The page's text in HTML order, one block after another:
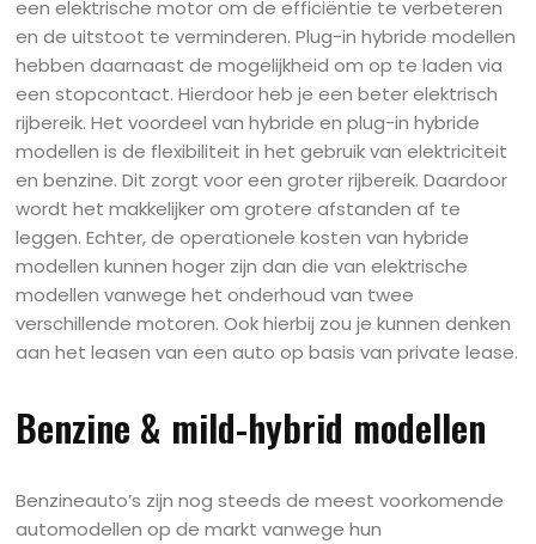
een elektrische motor om de efficiëntie te verbeteren
en de uitstoot te verminderen. Plug-in hybride modellen
hebben daarnaast de mogelijkheid om op te laden via
een stopcontact. Hierdoor heb je een beter elektrisch
rijbereik. Het voordeel van hybride en plug-in hybride
modellen is de flexibiliteit in het gebruik van elektriciteit
en benzine. Dit zorgt voor een groter rijbereik. Daardoor
wordt het makkelijker om grotere afstanden af te
leggen. Echter, de operationele kosten van hybride
modellen kunnen hoger zijn dan die van elektrische
modellen vanwege het onderhoud van twee
verschillende motoren. Ook hierbij zou je kunnen denken
aan het leasen van een auto op basis van private lease.
Benzine & mild-hybrid modellen
Benzineauto’s zijn nog steeds de meest voorkomende
automodellen op de markt vanwege hun